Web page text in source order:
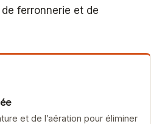
ferronnerie et de
et de l’aération pour éliminer